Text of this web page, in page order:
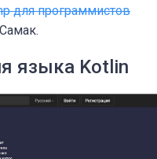
для программистов
языка Kotlin